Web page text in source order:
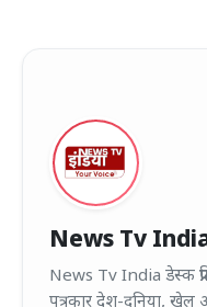
News Tv India
News Tv India डेस्क
पत्रकार देश-दुनिया,